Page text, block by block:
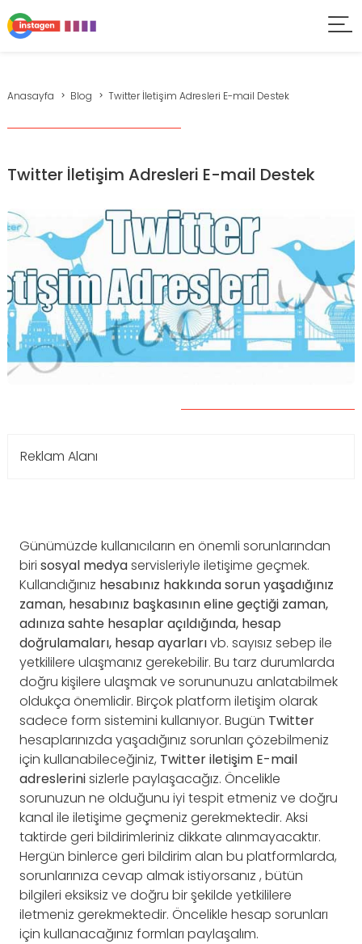
Anasayfa Blog Twitter İletişim Adresleri E-mail Destek
Twitter İletişim Adresleri E-mail Destek
Reklam Alanı
Günümüzde kullanıcıların en önemli sorunlarından
biri sosyal medyaservisleriyle iletişime geçmek.
Kullandığınız hesabınız hakkında sorun yaşadığınız
zaman, hesabınız başkasının eline geçtiği zaman,
adınıza sahte hesaplar açıldığında, hesap
doğrulamaları, hesap ayarlarıvb. sayısız sebep ile
yetkililere ulaşmanız gerekebilir. Bu tarz durumlarda
doğru kişilere ulaşmak ve sorununuzu anlatabilmek
oldukça önemlidir. Birçok platform iletişim olarak
sadece form sistemini kullanıyor. Bugün Twitter
hesaplarınızda yaşadığınız sorunları çözebilmeniz
için kullanabileceğiniz, Twitter iletişim E-mail
adreslerinisizlerle paylaşacağız. Öncelikle
sorunuzun ne olduğunu iyi tespit etmeniz ve doğru
kanal ile iletişime geçmeniz gerekmektedir. Aksi
taktirde geri bildirimleriniz dikkate alınmayacaktır.
Hergün binlerce geri bildirim alan bu platformlarda,
sorunlarınıza cevap almak istiyorsanız , bütün
bilgileri eksiksiz ve doğru bir şekilde yetkililere
iletmeniz gerekmektedir. Öncelikle hesap sorunları
için kullanacağınız formları paylaşalım.